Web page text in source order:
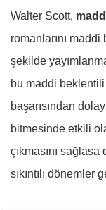
Walter Scott,
romanlarını
şekilde
bu maddi
başarısından
bitmesinde etkili
çıkmasını sağlasa
sıkıntılı